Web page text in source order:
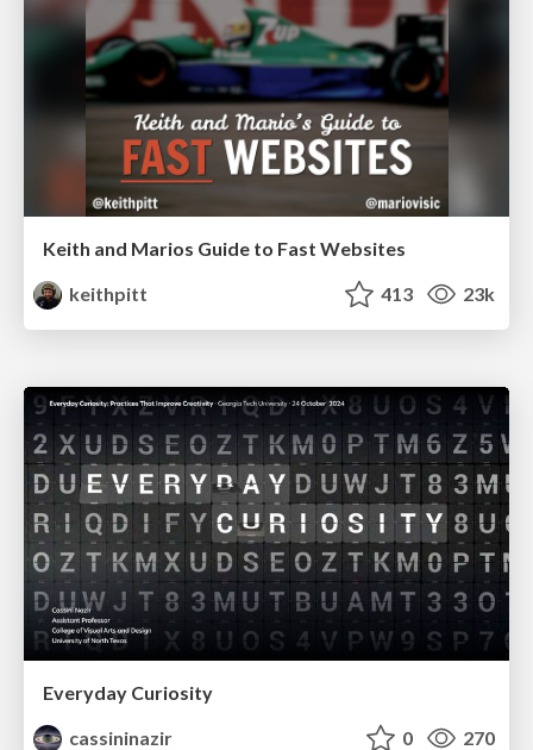
Keith and Marios Guide to Fast Websites
keithpitt
413 23k
Everyday Curiosity
cassininazir
0 270